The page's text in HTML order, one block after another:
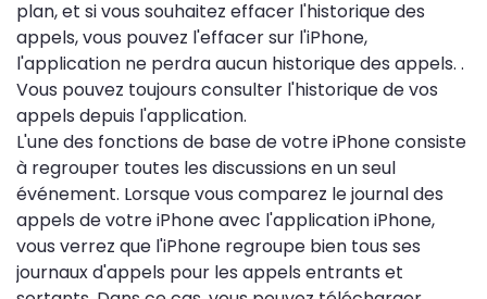
plan, et si vous souhaitez effacer l'historique des
appels, vous pouvez l'effacer sur l'iPhone,
l'application ne perdra aucun historique des appels. .
Vous pouvez toujours consulter l'historique de vos
appels depuis l'application.
L'une des fonctions de base de votre iPhone consiste
à regrouper toutes les discussions en un seul
événement. Lorsque vous comparez le journal des
appels de votre iPhone avec l'application iPhone,
vous verrez que l'iPhone regroupe bien tous ses
journaux d'appels pour les appels entrants et